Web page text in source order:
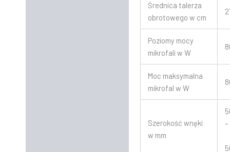
Średnica talerza
obrotowego w cm
Poziomy mocy
mikrofali w W
Moc maksymalna
mikrofal w W
Szerokość wnęki
w mm
–